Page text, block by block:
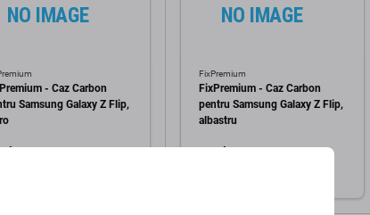
- Caz Carbon
Samsung Galaxy Z Flip,
FixPremium
FixPremium - Caz Carbon
pentru Samsung Galaxy Z Flip,
albastru
5 Lei